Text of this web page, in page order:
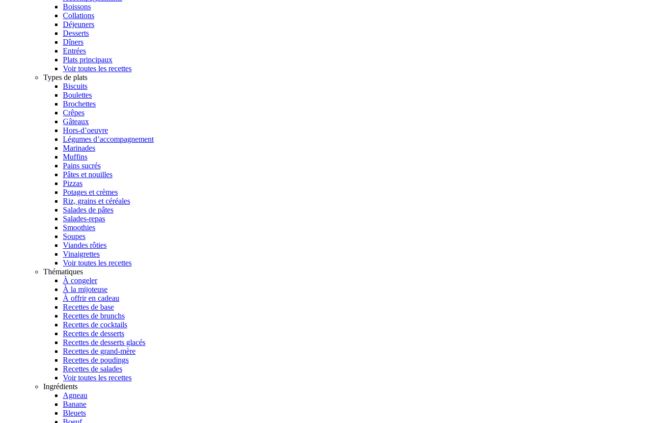
Boissons
Collations
Déjeuners
Desserts
Dîners
Entrées
Plats principaux
Voir toutes les recettes
Types de plats
Biscuits
Boulettes
Brochettes
Crêpes
Gâteaux
Hors-d’oeuvre
Légumes d’accompagnement
Marinades
Muffins
Pains sucrés
Pâtes et nouilles
Pizzas
Potages et crèmes
Riz, grains et céréales
Salades de pâtes
Salades-repas
Smoothies
Soupes
Viandes rôties
Vinaigrettes
Voir toutes les recettes
Thématiques
À congeler
À la mijoteuse
À offrir en cadeau
Recettes de base
Recettes de brunchs
Recettes de cocktails
Recettes de desserts
Recettes de desserts glacés
Recettes de grand-mère
Recettes de poudings
Recettes de salades
Voir toutes les recettes
Ingrédients
Agneau
Banane
Bleuets